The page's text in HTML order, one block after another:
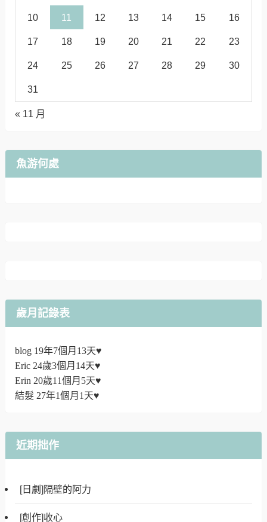
10 11 12 13 14 15 16
17 18 19 20 21 22 23
24 25 26 27 28 29 30
31
« 11 月
魚游何處
歲月記錄表
blog 19年7個月13天♥
Eric 24歲3個月14天♥
Erin 20歲11個月5天♥
結髮 27年1個月1天♥
近期拙作
[日劇]隔壁的阿力
[創作]收心